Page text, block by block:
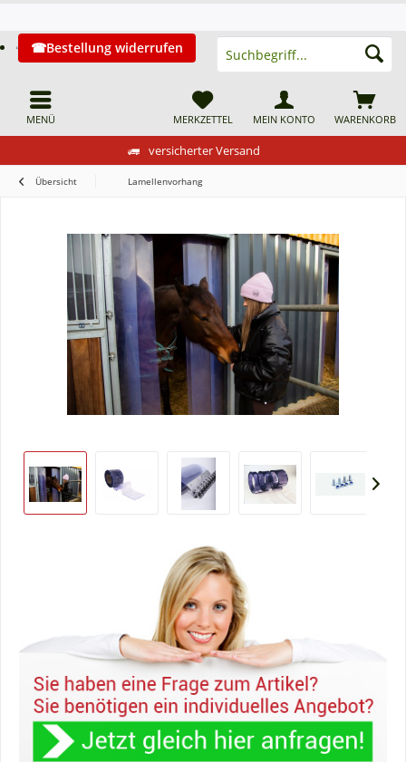
versicherter Versand
MENÜ
Bestellung widerrufen
WARENKORB
MERKZETTEL MEIN KONTO
Übersicht Lamellenvorhang